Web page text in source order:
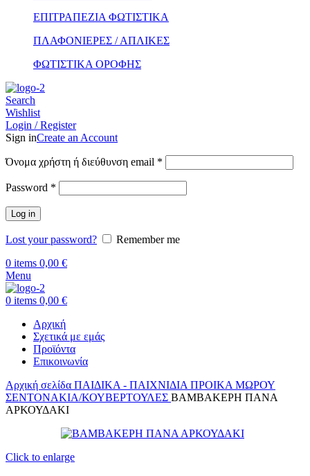
ΕΠΙΤΡΑΠΕΖΙΑ ΦΩΤΙΣΤΙΚΑ
ΠΛΑΦΟΝΙΕΡΕΣ / ΑΠΛΙΚΕΣ
ΦΩΤΙΣΤΙΚΑ ΟΡΟΦΗΣ
Search
Wishlist
Login / Register
Sign inCreate an Account
Όνομα χρήστη ή διεύθυνση email *
Password *
Log in
Lost your password?
Remember me
0 items 0,00 €
Menu
0 items 0,00 €
Αρχική
Σχετικά με εμάς
Προϊόντα
Επικοινωνία
Αρχική σελίδα ΠΑΙΔΙΚΑ - ΠΑΙΧΝΙΔΙΑ ΠΡΟΙΚΑ ΜΩΡΟΥ
ΣΕΝΤΟΝΑΚΙΑ/ΚΟΥΒΕΡΤΟΥΛΕΣ ΒΑΜΒΑΚΕΡΗ ΠΑΝΑ
ΑΡΚΟΥΔΑΚΙ
Click to enlarge